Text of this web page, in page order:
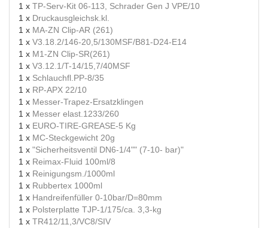
1 x TP-Serv-Kit 06-113, Schrader Gen J VPE/10
1 x Druckausgleichsk.kl.
1 x MA-ZN Clip-AR (261)
1 x V3.18.2/146-20,5/130MSF/B81-D24-E14
1 x M1-ZN Clip-SR(261)
1 x V3.12.1/T-14/15,7/40MSF
1 x Schlauchfl.PP-8/35
1 x RP-APX 22/10
1 x Messer-Trapez-Ersatzklingen
1 x Messer elast.1233/260
1 x EURO-TIRE-GREASE-5 Kg
1 x MC-Steckgewicht 20g
1 x "Sicherheitsventil DN6-1/4"" (7-10- bar)"
1 x Reimax-Fluid 100ml/8
1 x Reinigungsm./1000ml
1 x Rubbertex 1000ml
1 x Handreifenfüller 0-10bar/D=80mm
1 x Polsterplatte TJP-1/175/ca. 3,3-kg
1 x TR412/11,3/VC8/SIV